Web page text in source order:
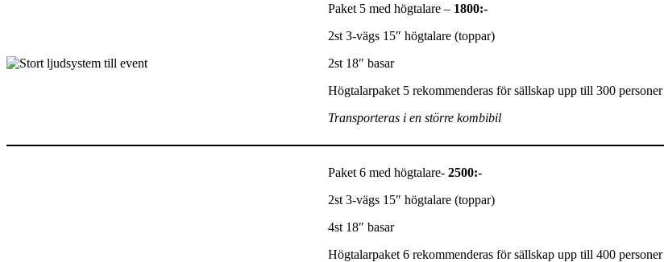
Paket 5 med högtalare – 1800:-
2st 3-vägs 15″ högtalare (toppar)
2st 18″ basar
Högtalarpaket 5 rekommenderas för sällskap upp till 300 personer
Transporteras i en större kombibil
Paket 6 med högtalare-2500:-
2st 3-vägs 15″ högtalare (toppar)
4st 18″ basar
Högtalarpaket 6 rekommenderas för sällskap upp till 400 personer